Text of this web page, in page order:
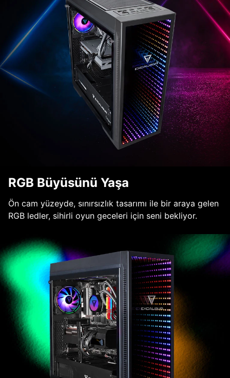
RGB Büyüsünü Yaşa
Ön cam yüzeyde, sınırsızlık tasarımı ile bir araya gelen
RGB ledler, sihirli oyun geceleri için seni bekliyor.